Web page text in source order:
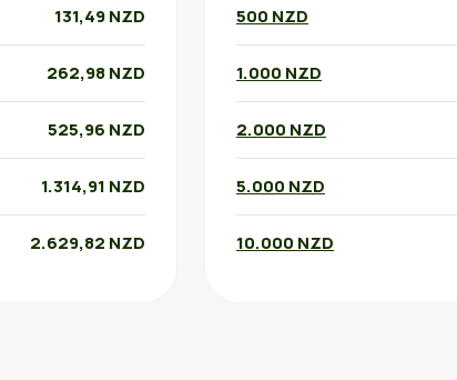
131,49 NZD
262,98 NZD
525,96 NZD
1.314,91 NZD
2.629,82 NZD
500 NZD
1.000 NZD
2.000 NZD
5.000 NZD
10.000 NZD